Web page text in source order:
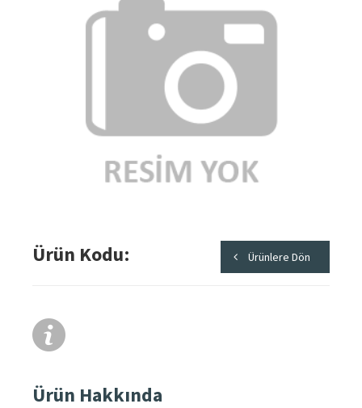
Ürün Kodu Ürünlere Dön
Ürün Hakkında